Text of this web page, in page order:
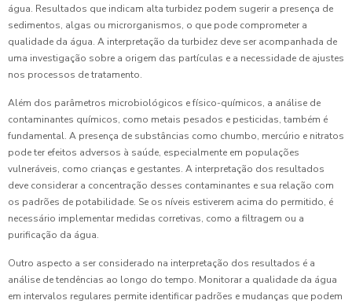
água. Resultados que indicam alta turbidez podem sugerir a presença de
sedimentos, algas ou microrganismos, o que pode comprometer a
qualidade da água. A interpretação da turbidez deve ser acompanhada de
uma investigação sobre a origem das partículas e a necessidade de ajustes
nos processos de tratamento.
Além dos parâmetros microbiológicos e físico-químicos, a análise de
contaminantes químicos, como metais pesados e pesticidas, também é
fundamental. A presença de substâncias como chumbo, mercúrio e nitratos
pode ter efeitos adversos à saúde, especialmente em populações
vulneráveis, como crianças e gestantes. A interpretação dos resultados
deve considerar a concentração desses contaminantes e sua relação com
os padrões de potabilidade. Se os níveis estiverem acima do permitido, é
necessário implementar medidas corretivas, como a filtragem ou a
purificação da água.
Outro aspecto a ser considerado na interpretação dos resultados é a
análise de tendências ao longo do tempo. Monitorar a qualidade da água
em intervalos regulares permite identificar padrões e mudanças que podem